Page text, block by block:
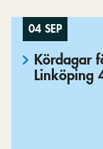
04 SEP
Kördagar
Linköping